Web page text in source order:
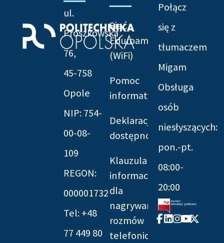
ul.
Prószkowska
76,
45-758
Opole
NIP: 754-
00-08-
109
REGON:
000001732
Tel: +48
77 449 80
Sieć
Eduroam
(WiFi)
Pomoc
informatyczna
Deklaracja
dostępności
Klauzula
informacyjna
dla
nagrywania
rozmów
telefonicznych
Połącz
się z
tłumaczem
Migam
Obsługa
osób
niesłyszących:
pon.-pt.
08:00-
20:00
Facebook-
f
Linkedin
Instagram
Youtube
X-
twitter